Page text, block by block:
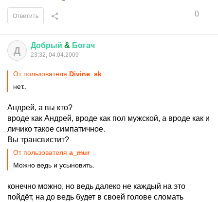
0
Ответить
Д Добрый & Богач
23:32, 04.04.2009
От пользователя Divine_sk
нет..
Андрей, а вы кто?
вроде как Андрей, вроде как пол мужской, а вроде как и
личико такое симпатичное.
Вы трансвистит?
От пользователя a_mur
Можно ведь и усыновить.
конечно можно, но ведь далеко не каждый на это
пойдёт, на до ведь будет в своей голове сломать